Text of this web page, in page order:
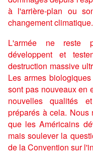
à l'arrière-plan ou
changement climatique.
L'armée ne reste
développent et
destruction massive
Les armes
sont pas nouveaux en
nouvelles qualités
préparés à cela. Nous
que les Américains
mais soulever la
de la Convention sur